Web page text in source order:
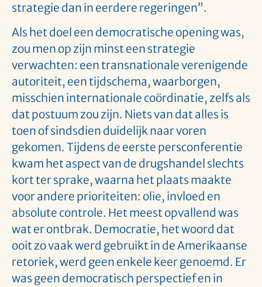
strategie dan in eerdere regeringen”.
Als het doel een democratische opening was,
zou men op zijn minst een strategie
verwachten: een transnationale verenigende
autoriteit, een tijdschema, waarborgen,
misschien internationale coördinatie, zelfs als
dat postuum zou zijn. Niets van dat alles is
toen of sindsdien duidelijk naar voren
gekomen. Tijdens de eerste persconferentie
kwam het aspect van de drugshandel slechts
kort ter sprake, waarna het plaats maakte
voor andere prioriteiten: olie, invloed en
absolute controle. Het meest opvallend was
wat er ontbrak. Democratie, het woord dat
ooit zo vaak werd gebruikt in de Amerikaanse
retoriek, werd geen enkele keer genoemd. Er
was geen democratisch perspectief en in